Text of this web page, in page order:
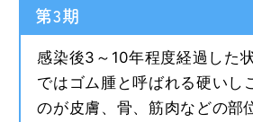
第3期
感染後3～10年程度経過した
ではゴム腫と呼ばれる硬いし
のが皮膚、骨、筋肉などの部